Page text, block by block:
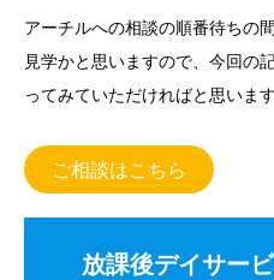
アーチルへの相談の順番待ちの
見学かと思いますので、今回の
ってみていただければと思います
ご相談はこちら
放課後デイサー